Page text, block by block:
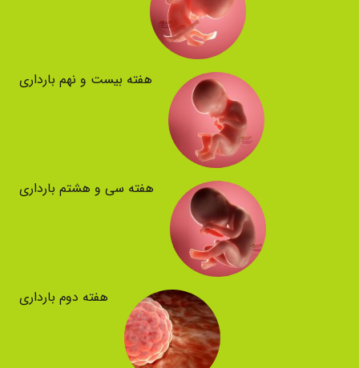
هفته بیست و نهم بارداری
هفته سی و هشتم بارداری
هفته دوم بارداری